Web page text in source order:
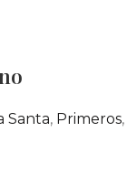
Santa, Primeros,